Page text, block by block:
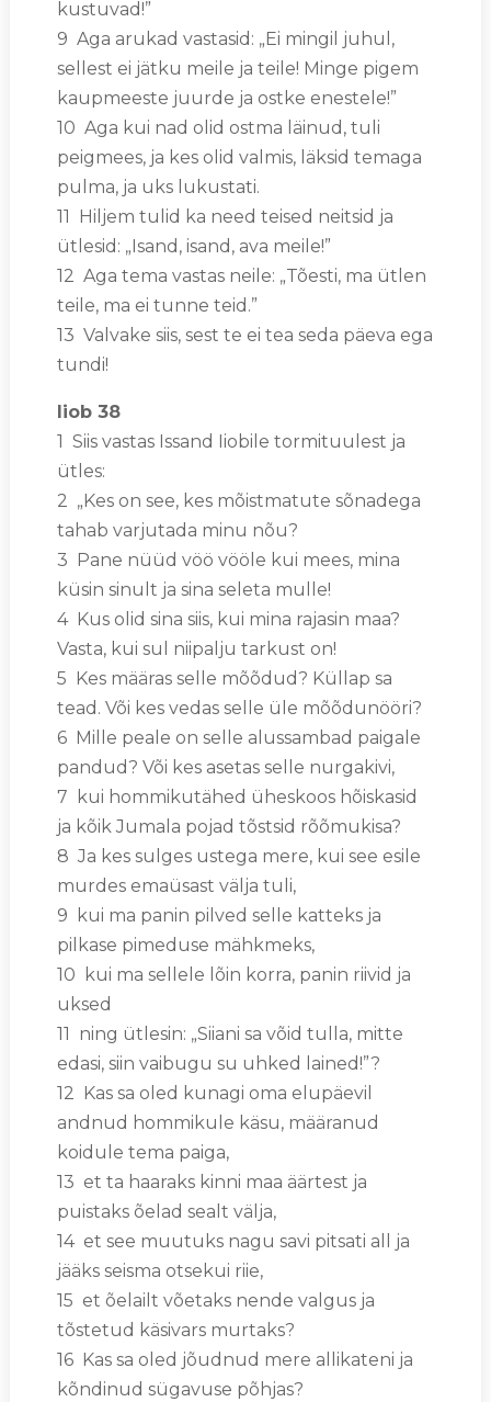
kustuvad!”
9 Aga arukad vastasid: „Ei mingil juhul,
sellest ei jätku meile ja teile! Minge pigem
kaupmeeste juurde ja ostke enestele!”
10 Aga kui nad olid ostma läinud, tuli
peigmees, ja kes olid valmis, läksid temaga
pulma, ja uks lukustati.
11 Hiljem tulid ka need teised neitsid ja
ütlesid: „Isand, isand, ava meile!”
12 Aga tema vastas neile: „Tõesti, ma ütlen
teile, ma ei tunne teid.”
13 Valvake siis, sest te ei tea seda päeva ega
tundi!
Iiob 38
1 Siis vastas Issand Iiobile tormituulest ja
ütles:
2 „Kes on see, kes mõistmatute sõnadega
tahab varjutada minu nõu?
3 Pane nüüd vöö vööle kui mees, mina
küsin sinult ja sina seleta mulle!
4 Kus olid sina siis, kui mina rajasin maa?
Vasta, kui sul niipalju tarkust on!
5 Kes määras selle mõõdud? Küllap sa
tead. Või kes vedas selle üle mõõdunööri?
6 Mille peale on selle alussambad paigale
pandud? Või kes asetas selle nurgakivi,
7 kui hommikutähed üheskoos hõiskasid
ja kõik Jumala pojad tõstsid rõõmukisa?
8 Ja kes sulges ustega mere, kui see esile
murdes emaüsast välja tuli,
9 kui ma panin pilved selle katteks ja
pilkase pimeduse mähkmeks,
10 kui ma sellele lõin korra, panin riivid ja
uksed
11 ning ütlesin: „Siiani sa võid tulla, mitte
edasi, siin vaibugu su uhked lained!”?
12 Kas sa oled kunagi oma elupäevil
andnud hommikule käsu, määranud
koidule tema paiga,
13 et ta haaraks kinni maa äärtest ja
puistaks õelad sealt välja,
14 et see muutuks nagu savi pitsati all ja
jääks seisma otsekui riie,
15 et õelailt võetaks nende valgus ja
tõstetud käsivars murtaks?
16 Kas sa oled jõudnud mere allikateni ja
kõndinud sügavuse põhjas?